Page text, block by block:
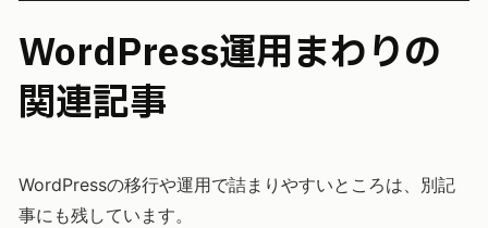
WordPress運用まわりの
関連記事
WordPressの移行や運用で詰まりやすいところは、別記
事にも残しています。